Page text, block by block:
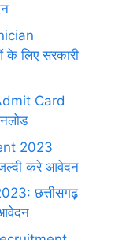
लिए सरकारी
Card
2023
करे आवेदन
छत्तीसगढ़